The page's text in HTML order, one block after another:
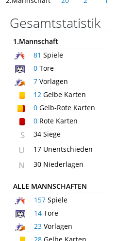
Gesamtstatistik
1.Mannschaft
81 Spiele
0 Tore
7 Vorlagen
12 Gelbe Karten
0 Gelb-Rote Karten
0 Rote Karten
S 34 Siege
U 17 Unentschieden
N 30 Niederlagen
ALLE MANNSCHAFTEN
157 Spiele
14 Tore
23 Vorlagen